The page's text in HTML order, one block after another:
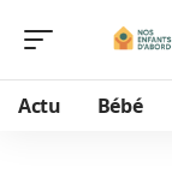
Actu Bébé